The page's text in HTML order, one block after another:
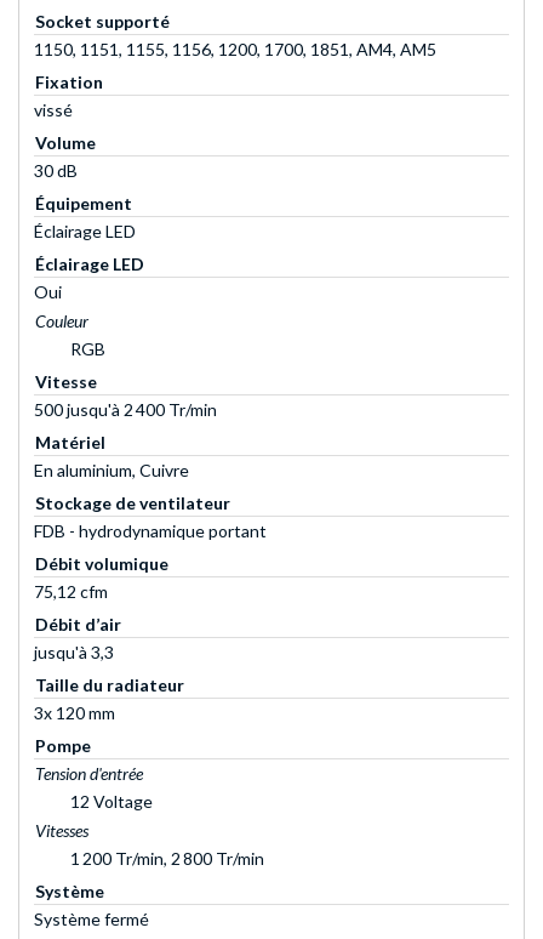
Socket supporté
1150, 1151, 1155, 1156, 1200, 1700, 1851, AM4, AM5
Fixation
vissé
Volume
30 dB
Équipement
Éclairage LED
Éclairage LED
Oui
Couleur
RGB
Vitesse
500 jusqu'à 2 400 Tr/min
Matériel
En aluminium, Cuivre
Stockage de ventilateur
FDB - hydrodynamique portant
Débit volumique
75,12 cfm
Débit d’air
jusqu'à 3,3
Taille du radiateur
3x 120 mm
Pompe
Tension d'entrée
12 Voltage
Vitesses
1 200 Tr/min, 2 800 Tr/min
Système
Système fermé